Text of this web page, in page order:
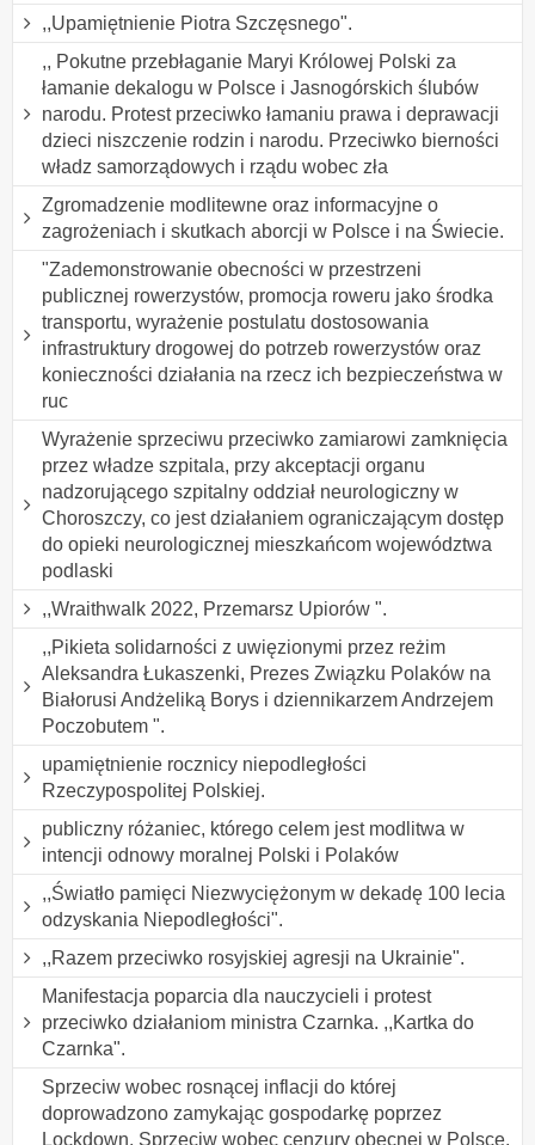
,,Upamiętnienie Piotra Szczęsnego".
,, Pokutne przebłaganie Maryi Królowej Polski za
łamanie dekalogu w Polsce i Jasnogórskich ślubów
narodu. Protest przeciwko łamaniu prawa i deprawacji
dzieci niszczenie rodzin i narodu. Przeciwko bierności
władz samorządowych i rządu wobec zła
Zgromadzenie modlitewne oraz informacyjne o
zagrożeniach i skutkach aborcji w Polsce i na Świecie.
"Zademonstrowanie obecności w przestrzeni
publicznej rowerzystów, promocja roweru jako środka
transportu, wyrażenie postulatu dostosowania
infrastruktury drogowej do potrzeb rowerzystów oraz
konieczności działania na rzecz ich bezpieczeństwa w
ruc
Wyrażenie sprzeciwu przeciwko zamiarowi zamknięcia
przez władze szpitala, przy akceptacji organu
nadzorującego szpitalny oddział neurologiczny w
Choroszczy, co jest działaniem ograniczającym dostęp
do opieki neurologicznej mieszkańcom województwa
podlaski
,,Wraithwalk 2022, Przemarsz Upiorów ".
,,Pikieta solidarności z uwięzionymi przez reżim
Aleksandra Łukaszenki, Prezes Związku Polaków na
Białorusi Andżeliką Borys i dziennikarzem Andrzejem
Poczobutem ".
upamiętnienie rocznicy niepodległości
Rzeczypospolitej Polskiej.
publiczny różaniec, którego celem jest modlitwa w
intencji odnowy moralnej Polski i Polaków
,,Światło pamięci Niezwyciężonym w dekadę 100 lecia
odzyskania Niepodległości".
,,Razem przeciwko rosyjskiej agresji na Ukrainie".
Manifestacja poparcia dla nauczycieli i protest
przeciwko działaniom ministra Czarnka. ,,Kartka do
Czarnka".
Sprzeciw wobec rosnącej inflacji do której
doprowadzono zamykając gospodarkę poprzez
Lockdown. Sprzeciw wobec cenzury obecnej w Polsce,